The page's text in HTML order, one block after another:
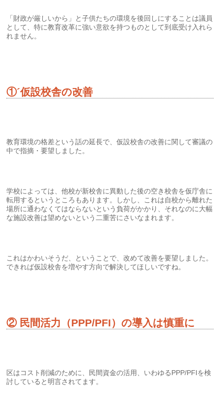
「財政が厳しいから」と子供たちの環境を後回しにすることは議員
として、特に教育改革に強い意欲を持つものとして到底受け入れら
れません。
①´仮設校舎の改善
教育環境の格差という話の延長で、仮設校舎の改善に関して審議の
中で指摘・要望しました。
学校によっては、他校が新校舎に異動した後の空き校舎を仮庁舎に
転用するというところもあります。しかし、これは自校から離れた
場所に通わなくてはならないという負荷がかかり、それなのに大幅
な施設改善は望めないという二重苦にさいなまれます。
これはかわいそうだ、ということで、改めて改善を要望しました。
できれば仮設校舎を増やす方向で解決してほしいですね。
② 民間活力（PPP/PFI）の導入は慎重に
区はコスト削減のために、民間資金の活用、いわゆるPPP/PFIを検
討していると明言されてます。